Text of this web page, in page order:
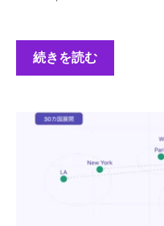
続きを読む